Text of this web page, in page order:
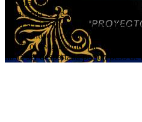
Aurora, celebrado por todo el
La alegría se ve interrumpida por
al no ser invitada, lanza una
con un huso y caerá en un sueño
hechizo, asegurando que la
hasta ser despertada por un beso